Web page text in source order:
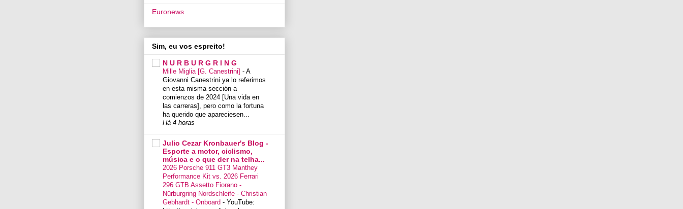
Euronews
Sim, eu vos espreito!
N U R B U R G R I N G
Mille Miglia [G. Canestrini] - A
Giovanni Canestrini ya lo referimos
en esta misma sección a
comienzos de 2024 [Una vida en
las carreras], pero como la fortuna
ha querido que apareciesen...
Há 4 horas
Julio Cezar Kronbauer's Blog -
Esporte a motor, ciclismo,
música e o que der na telha...
2026 Porsche 911 GT3 Manthey
Performance Kit vs. 2026 Ferrari
296 GTB Assetto Fiorano -
Nürburgring Nordschleife - Christian
Gebhardt - Onboard - YouTube: